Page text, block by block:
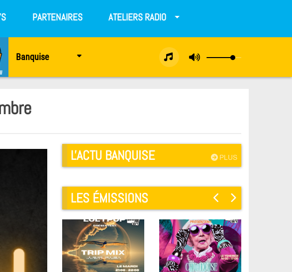
PARTENAIRES ATELIERS RADIO
Banquise
PLUS
L'ACTU BANQUISE
LES ÉMISSIONS